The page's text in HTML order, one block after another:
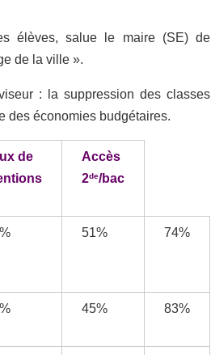
élèves, salue le maire (SE) de
de la ville ».
: la suppression des classes
des économies budgétaires.
de
Accès
2de/bac
51% 74%
45% 83%